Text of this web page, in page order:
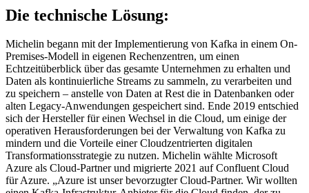
Die technische Lösung:
Michelin begann mit der Implementierung von Kafka in einem On-
Premises-Modell in eigenen Rechenzentren, um einen
Echtzeitüberblick über das gesamte Unternehmen zu erhalten und
Daten als kontinuierliche Streams zu sammeln, zu verarbeiten und
zu speichern – anstelle von Daten at Rest die in Datenbanken oder
alten Legacy-Anwendungen gespeichert sind. Ende 2019 entschied
sich der Hersteller für einen Wechsel in die Cloud, um einige der
operativen Herausforderungen bei der Verwaltung von Kafka zu
mindern und die Vorteile einer Cloudzentrierten digitalen
Transformationsstrategie zu nutzen. Michelin wählte Microsoft
Azure als Cloud-Partner und migrierte 2021 auf Confluent Cloud
für Azure. „Azure ist unser bevorzugter Cloud-Partner. Wir wollten